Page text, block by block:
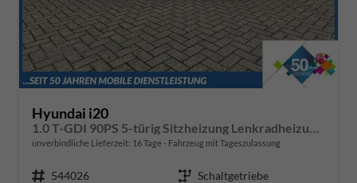
Hyundai i20
unverbindliche Lieferzeit: 16 Tage Fahrzeug mit Tageszulassung
Fahrzeugnr. 544026 Getriebe Schaltgetriebe